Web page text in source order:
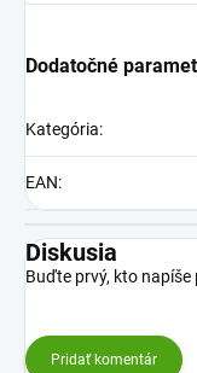
Dodatočné
Kategória:
EAN:
Diskusia
Buďte prvý, kto
Pridať komentár